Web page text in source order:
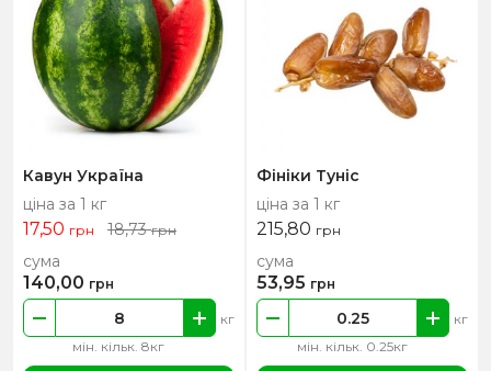
Кавун Україна
ціна за 1 кг
17,50 грн 18,73грн
мін. кільк. 8кг
кг
сума
140,00 грн
Фініки Туніс
ціна за 1 кг
215,80 грн
мін. кільк. 0.25кг
кг
сума
53,95 грн